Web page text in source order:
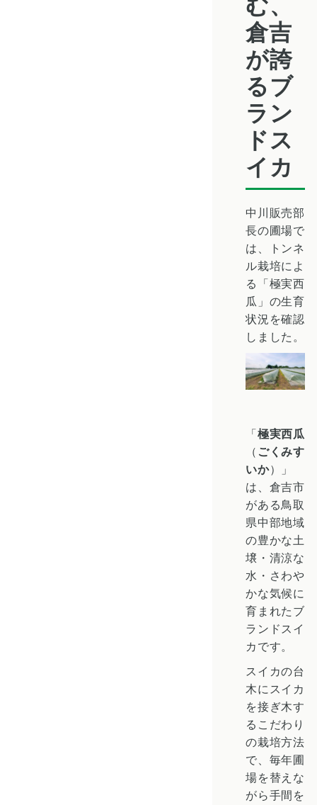
む、
倉吉
が誇
るブ
ラン
ドス
イカ
中川販売部
長の圃場で
は、トンネ
ル栽培によ
る「極実西
瓜」の生育
状況を確認
しました。
「極実西瓜
（ ごくみす
いか）」
は、倉吉市
がある鳥取
県中部地域
の豊かな土
壌・清涼な
水・さわや
かな気候に
育まれたブ
ランドスイ
カです。
スイカの台
木にスイカ
を接ぎ木す
るこだわり
の栽培方法
で、毎年圃
場を替えな
がら手間を